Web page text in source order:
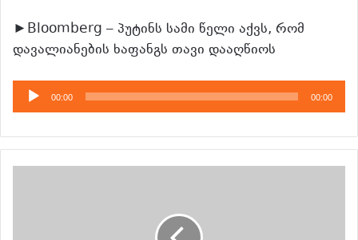
►Bloomberg – პუტინს სამი წელი აქვს, რომ
დავალიანების ხაფანგს თავი დააღწიოს
აუდიო
დამკვრელი
00:00 00:00